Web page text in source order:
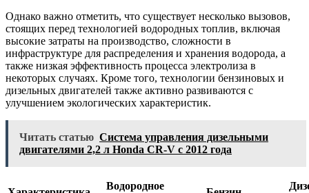
Однако важно отметить, что существует несколько вызовов,
стоящих перед технологией водородных топлив, включая
высокие затраты на производство, сложности в
инфраструктуре для распределения и хранения водорода, а
также низкая эффективность процесса электролиза в
некоторых случаях. Кроме того, технологии бензиновых и
дизельных двигателей также активно развиваются с
улучшением экологических характеристик.
Читать статью Система управления дизельными
двигателями 2,2 л Honda CR-V с 2012 года
Водородное